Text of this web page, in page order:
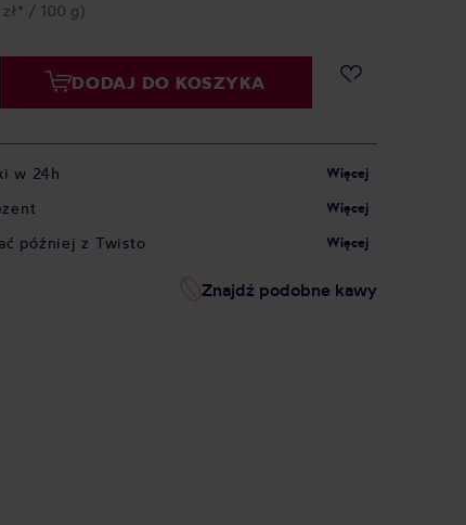
zł* / 100 g)
DODAJ DO KOSZYKA
w 24h Więcej
Więcej
później z Twisto Więcej
Znajdź podobne kawy